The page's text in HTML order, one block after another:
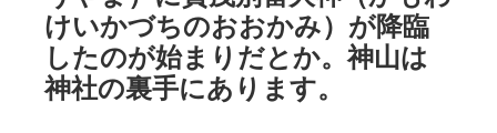
けいかづちのおおかみ）が降臨
したのが始まりだとか。神山は
神社の裏手にあります。